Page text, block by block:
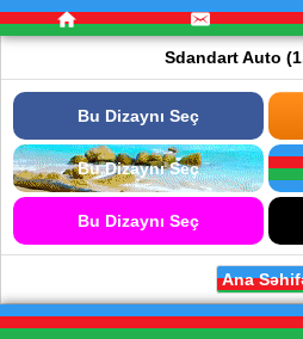
Sdandart Auto
Bu Dizaynı Seç
Bu Dizaynı Seç
Bu Dizaynı Seç
Ana